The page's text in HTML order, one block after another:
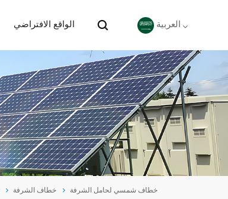
الواقع الافتراضي العربية
English
Deutsch
español
português
خطاف الشرفة خطاف شمسي لحامل الشرفة